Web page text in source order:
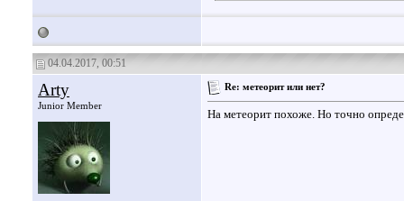
04.04.2017, 00:51
Arty
Junior Member
Re: метеорит или нет?
На метеорит похоже. Но точно